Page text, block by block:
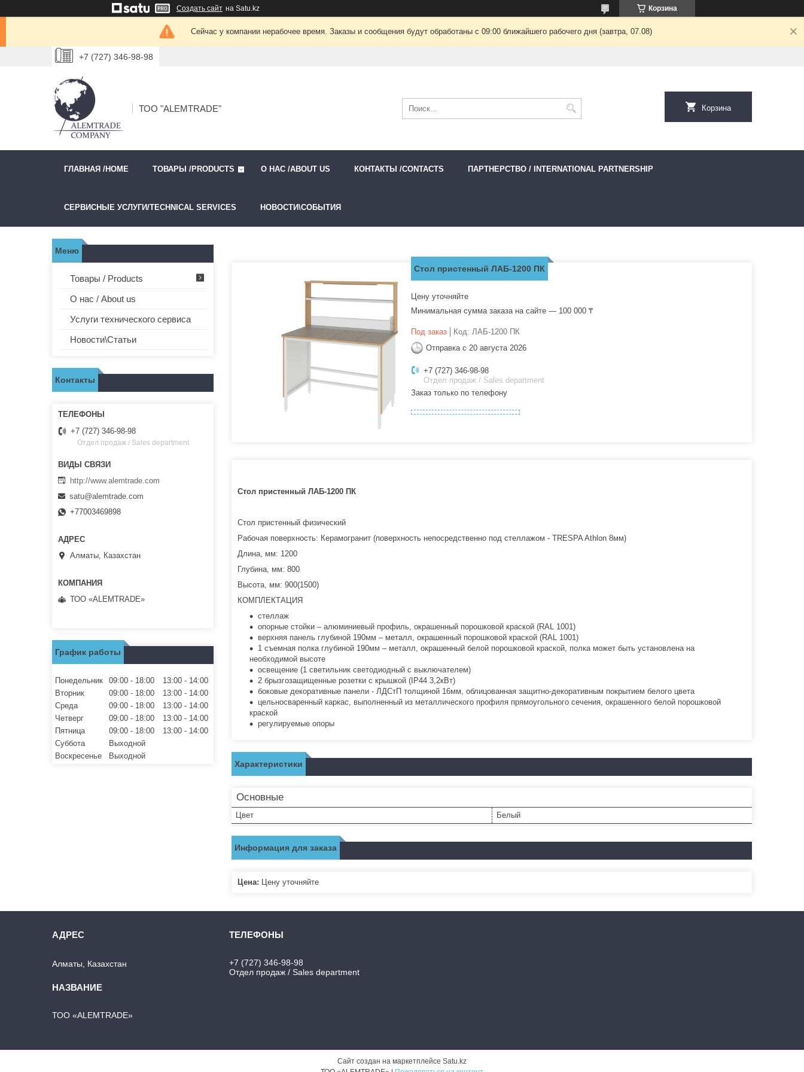
Создать сайт на Satu.kz Корзина
Сейчас у компании нерабочее время. Заказы и сообщения будут обработаны с 09:00 ближайшего рабочего дня (завтра, 07.08)
+7 (727) 346-98-98
ТОО "ALEMTRADE" Корзина
ГЛАВНАЯ /HOME ТОВАРЫ /PRODUCTS О НАС /ABOUT US КОНТАКТЫ /CONTACTS ПАРТНЕРСТВО / INTERNATIONAL PARTNERSHIP
СЕРВИСНЫЕ УСЛУГИ/TECHNICAL SERVICES НОВОСТИ\СОБЫТИЯ
Стол пристенный ЛАБ-1200 ПК
Цену уточняйте
Минимальная сумма заказа на сайте — 100 000 ₸
Под заказ Код: ЛАБ-1200 ПК
Отправка с 20 августа 2026
+7 (727) 346-98-98
Отдел продаж / Sales department
Заказ только по телефону
Стол пристенный ЛАБ-1200 ПК
Стол пристенный физический
Рабочая поверхность: Керамогранит (поверхность непосредственно под стеллажом - TRESPA Athlon 8мм)
Длина, мм: 1200
Глубина, мм: 800
Высота, мм: 900(1500)
КОМПЛЕКТАЦИЯ
стеллаж
опорные стойки – алюминиевый профиль, окрашенный порошковой краской (RAL 1001)
верхняя панель глубиной 190мм – металл, окрашенный порошковой краской (RAL 1001)
1 съемная полка глубиной 190мм – металл, окрашенный белой порошковой краской, полка может быть установлена на
необходимой высоте
освещение (1 светильник светодиодный с выключателем)
2 брызгозащищенные розетки с крышкой (IP44 3,2кВт)
боковые декоративные панели - ЛДСтП толщиной 16мм, облицованная защитно-декоративным покрытием белого цвета
цельносваренный каркас, выполненный из металлического профиля прямоугольного сечения, окрашенного белой порошковой
краской
регулируемые опоры
Характеристики
Основные
Цвет Белый
Информация для заказа
Цена: Цену уточняйте
Товары / Products
О нас / About us
Услуги технического сервиса
Новости\Статьи
Контакты
+7 (727) 346-98-98
Отдел продаж / Sales department
http://www.alemtrade.com
satu@alemtrade.com
+77003469898
Алматы, Казахстан
ТОО «ALEMTRADE»
График работы
Понедельник 09:00 18:00 13:00
14:00
Вторник
09:00 18:00 13:00
14:00
Среда
09:00 18:00 13:00
14:00
Четверг
09:00 18:00 13:00
14:00
Пятница
09:00 18:00 13:00
14:00
Суббота
Выходной
Воскресенье
Выходной
Алматы, Казахстан
ТОО «ALEMTRADE»
+7 (727) 346-98-98
Отдел продаж / Sales department
Сайт создан на маркетплейсе Satu.kz